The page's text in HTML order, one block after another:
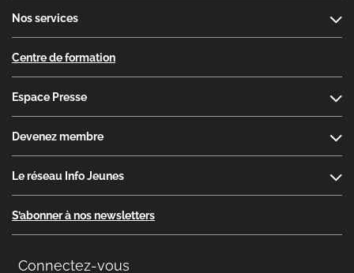
Nos services
Centre de formation
Espace Presse
Devenez membre
Le réseau Info Jeunes
S’abonner à nos newsletters
Connectez-vous